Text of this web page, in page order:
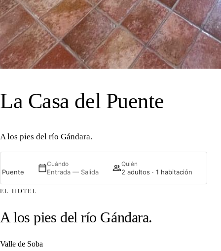
43°13′N 3°29′O · REGULES
La Casa del Puente
A los pies del río Gándara.
Puente
Cuándo
Entrada — Salida
Quién
2 adultos · 1 habitación
EL HOTEL
A los pies del río Gándara.
Valle de Soba